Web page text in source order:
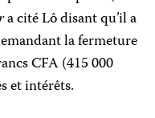
a cité Lô disant qu’il a
la fermeture
CFA (415 000
et intérêts.